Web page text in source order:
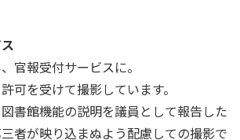
官報受付サービスに。
可を受けて撮影しています。
書館機能の説明を議員として報告した
者が映り込まぬよう配慮しての撮影で